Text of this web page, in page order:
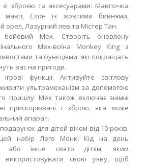
зі зброєю та аксесуарами: Мавпочка
мавп, Слон із жовтими бивнями,
орел, Лазурний лев та Містер Тан.
бойовий Мех. Створіть оновлену
Мех-воїна Monkey King з
та функціями, які покращать
вас на пригоди.
ігрові функції. Активуйте світлову
ультрамеханізм за допомогою
прицілу. Мех також включає знімні
прискорювачі і зброю, яка може
апарат.
для дітей віком від 10 років.
набір Лего Монкі Кід на день
або інше свято дітям, яким
використовувати свою уяву, щоб